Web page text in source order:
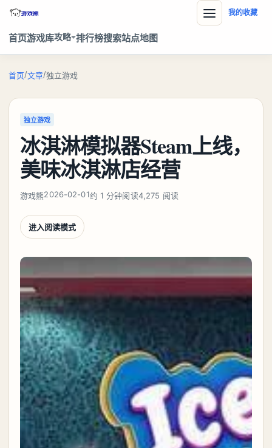
首页游戏库攻略 排行榜搜索站点地图
我的收藏
首页/文章/独立游戏
独立游戏
冰淇淋模拟器Steam上线，
美味冰淇淋店经营
游戏熊2026-02-01约 1 分钟阅读4,275 阅读
进入阅读模式